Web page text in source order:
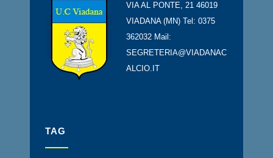
VIA AL PONTE, 21 46019
VIADANA (MN) Tel: 0375
362032 Mail:
SEGRETERIA@VIADANAC
ALCIO.IT
TAG